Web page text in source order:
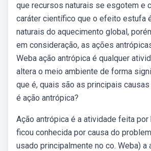
que recursos naturais se esgotem e
caráter científico que o efeito estufa
naturais do aquecimento global,
em consideração, as ações
Weba ação antrópica é qualquer
altera o meio ambiente de forma
que é, quais são as principais
é ação antrópica?
Ação antrópica é a atividade feita por
ficou conhecida por causa do
usado principalmente no co. Weba) a